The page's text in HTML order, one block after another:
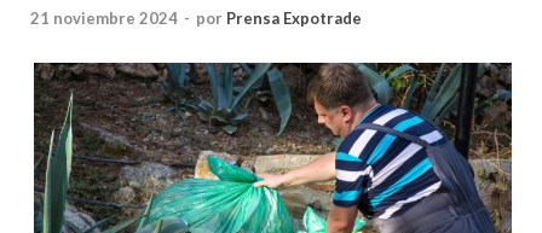
21 noviembre 2024 - por Prensa Expotrade